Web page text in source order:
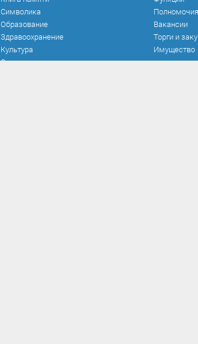
Символика
Образование
Здравоохранение
Культура
Спорт
Полномочия
Вакансии
Торги и
Имущество